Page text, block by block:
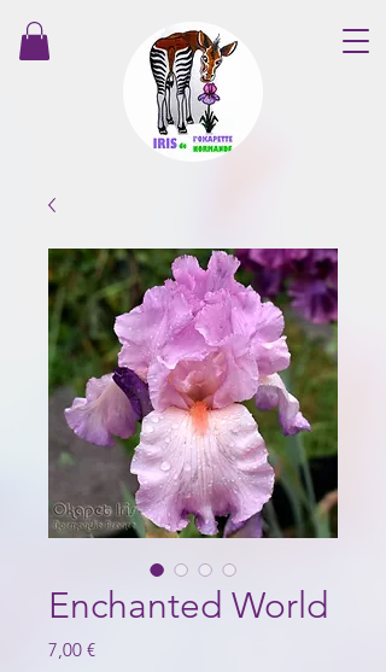
Enchanted World
7,00 €Prix